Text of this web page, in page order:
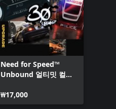
Need for Speed™
Unbound 얼티밋 컬렉
₩17,000